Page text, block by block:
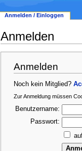
Anmelden
Anmelden
Noch kein Mitglied?
Zur Anmeldung müssen
Benutzername:
Passwort:
Anmelden / Einloggen